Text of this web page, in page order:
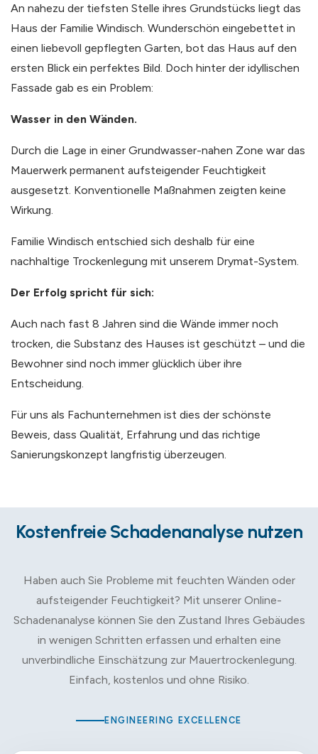
An nahezu der tiefsten Stelle ihres Grundstücks liegt das
Haus der Familie Windisch. Wunderschön eingebettet in
einen liebevoll gepflegten Garten, bot das Haus auf den
ersten Blick ein perfektes Bild. Doch hinter der idyllischen
Fassade gab es ein Problem:
Wasser in den Wänden.
Durch die Lage in einer Grundwasser-nahen Zone war das
Mauerwerk permanent aufsteigender Feuchtigkeit
ausgesetzt. Konventionelle Maßnahmen zeigten keine
Wirkung.
Familie Windisch entschied sich deshalb für eine
nachhaltige Trockenlegung mit unserem Drymat-System.
Der Erfolg spricht für sich:
Auch nach fast 8 Jahren sind die Wände immer noch
trocken, die Substanz des Hauses ist geschützt – und die
Bewohner sind noch immer glücklich über ihre
Entscheidung.
Für uns als Fachunternehmen ist dies der schönste
Beweis, dass Qualität, Erfahrung und das richtige
Sanierungskonzept langfristig überzeugen.
Kostenfreie Schadenanalyse nutzen
Haben auch Sie Probleme mit feuchten Wänden oder
aufsteigender Feuchtigkeit? Mit unserer Online-
Schadenanalyse können Sie den Zustand Ihres Gebäudes
in wenigen Schritten erfassen und erhalten eine
unverbindliche Einschätzung zur Mauertrockenlegung.
Einfach, kostenlos und ohne Risiko.
ENGINEERING EXCELLENCE